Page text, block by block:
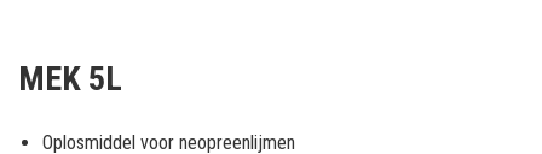
het
van
MEK 5L
Oplosmiddel voor neopreenlijmen